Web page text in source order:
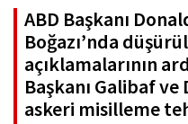
ABD Başkanı
Boğazı’nda
açıklamalarının
Başkanı Galibaf ve
askeri misilleme